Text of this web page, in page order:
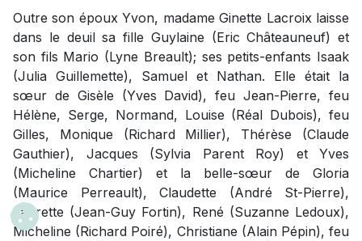
Outre son époux Yvon, madame Ginette Lacroix laisse
dans le deuil sa fille Guylaine (Eric Châteauneuf) et
son fils Mario (Lyne Breault); ses petits-enfants Isaak
(Julia Guillemette), Samuel et Nathan. Elle était la
sœur de Gisèle (Yves David), feu Jean-Pierre, feu
Hélène, Serge, Normand, Louise (Réal Dubois), feu
Gilles, Monique (Richard Millier), Thérèse (Claude
Gauthier), Jacques (Sylvia Parent Roy) et Yves
(Micheline Chartier) et la belle-sœur de Gloria
(Maurice Perreault), Claudette (André St-Pierre),
Laurette (Jean-Guy Fortin), René (Suzanne Ledoux),
Micheline (Richard Poiré), Christiane (Alain Pépin), feu